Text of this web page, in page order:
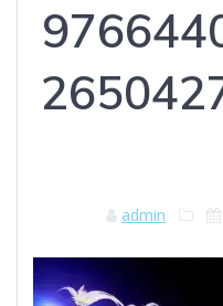
admin